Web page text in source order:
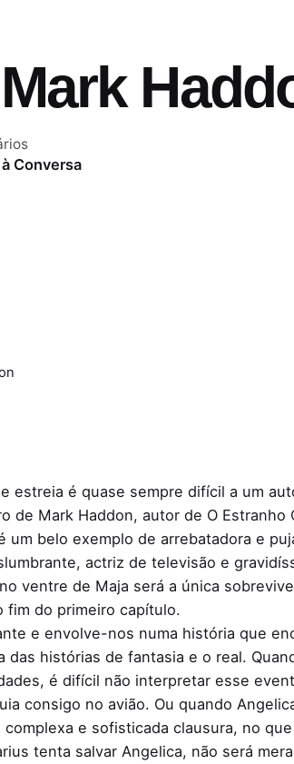
Conversa
estreia é quase sempre difícil a um
de Mark Haddon, autor de O
belo exemplo de arrebatadora e
actriz de televisão e
ventre de Maja será a única
fim do primeiro capítulo.
e envolve-nos numa história que
histórias de fantasia e o real.
é difícil não interpretar esse
consigo no avião. Ou quando
e sofisticada clausura, no
tenta salvar Angelica, não será